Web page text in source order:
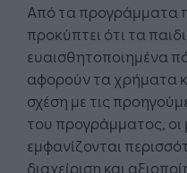
Από τα προγράμματα
προκύπτει ότι τα
ευαισθητοποιημένα
αφορούν τα χρήματα
σχέση με τις
του προγράμματος, οι
εμφανίζονται
διαχείριση και